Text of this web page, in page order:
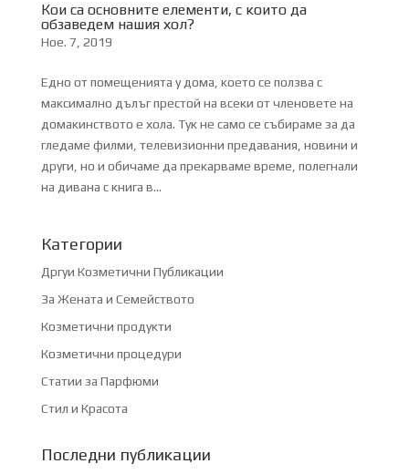
Кои са основните елементи, с които да
обзаведем нашия хол?
Ное. 7, 2019
Едно от помещенията у дома, което се ползва с
максимално дълъг престой на всеки от членовете на
домакинството е хола. Тук не само се събираме за да
гледаме филми, телевизионни предавания, новини и
други, но и обичаме да прекарваме време, полегнали
на дивана с книга в...
Категории
Дргуи Козметични Публикации
За Жената и Семейството
Козметични продукти
Козметични процедури
Статии за Парфюми
Стил и Красота
Последни публикации